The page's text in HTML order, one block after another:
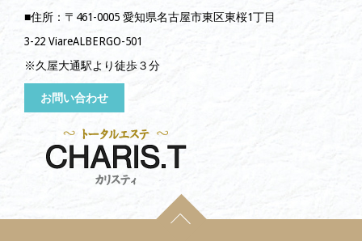
■住所：〒461-0005 愛知県名古屋市東区東桜1丁目
3-22 ViareALBERGO-501
※久屋大通駅より徒歩３分
お問い合わせ